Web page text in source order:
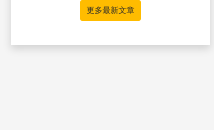
更多最新文章